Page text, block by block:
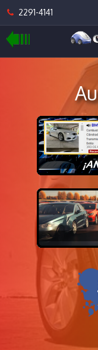
2291-4141